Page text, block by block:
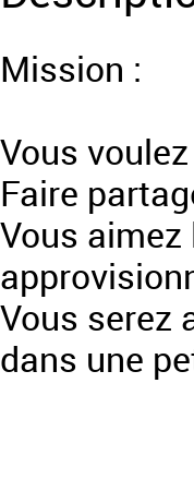
Mission :
Vous
Faire
Vous aimez
Vous serez
dans une